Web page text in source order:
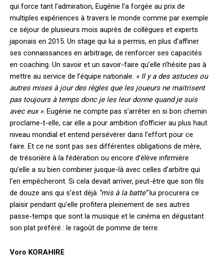
qui force tant l’admiration, Eugénie l’a forgée au prix de
multiples expériences à travers le monde comme par exemple
ce séjour de plusieurs mois auprès de collègues et experts
japonais en 2015. Un stage qui lui a permis, en plus d’affiner
ses connaissances en arbitrage, de renforcer ses capacités
en coaching. Un savoir et un savoir-faire qu’elle n’hésite pas à
mettre au service de l’équipe nationale. « Il y a des astuces ou
autres mises à jour des règles que les joueurs ne maitrisent
pas toujours à temps donc je les leur donne quand je suis
avec eux ». Eugénie ne compte pas s’arrêter en si bon chemin
proclame-t-elle, car elle a pour ambition d’officier au plus haut
niveau mondial et entend persévérer dans l’effort pour ce
faire. Et ce ne sont pas ses différentes obligations de mère,
de trésorière à la fédération ou encore d’élève infirmière
qu’elle a su bien combiner jusque-là avec celles d’arbitre qui
l’en empêcheront. Si cela devait arriver, peut-être que son fils
de douze ans qui s’est déjà ‘’mis à la batte’’lui procurera ce
plaisir pendant qu’elle profitera pleinement de ses autres
passe-temps que sont la musique et le cinéma en dégustant
son plat préféré : le ragoût de pomme de terre.
Voro KORAHIRE